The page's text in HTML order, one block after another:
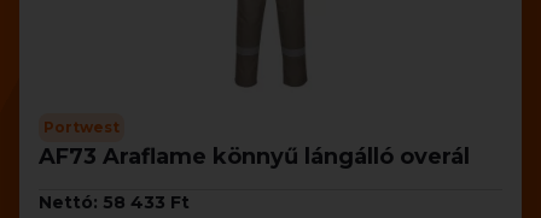
Portwest
AF73 Araflame könnyű lángálló overál
Nettó: 58 433 Ft